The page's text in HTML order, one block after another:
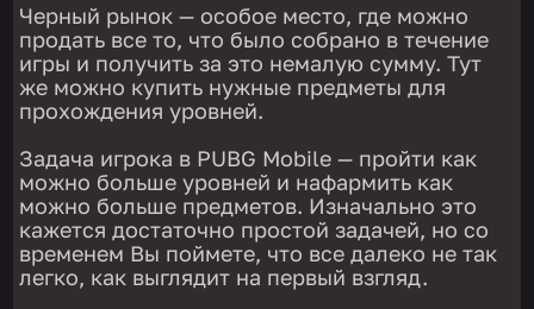
Черный рынок — особое место, где можно
продать все то, что было собрано в течение
игры и получить за это немалую сумму. Тут
же можно купить нужные предметы для
прохождения уровней.
Задача игрока в PUBG Mobile — пройти как
можно больше уровней и нафармить как
можно больше предметов. Изначально это
кажется достаточно простой задачей, но со
временем Вы поймете, что все далеко не так
легко, как выглядит на первый взгляд.